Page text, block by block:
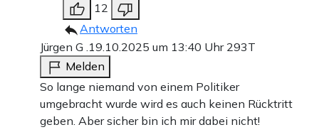
12
Antworten
Jürgen G .19.10.2025 um 13:40 Uhr 293T
Melden
So lange niemand von einem Politiker
umgebracht wurde wird es auch keinen Rücktritt
geben. Aber sicher bin ich mir dabei nicht!